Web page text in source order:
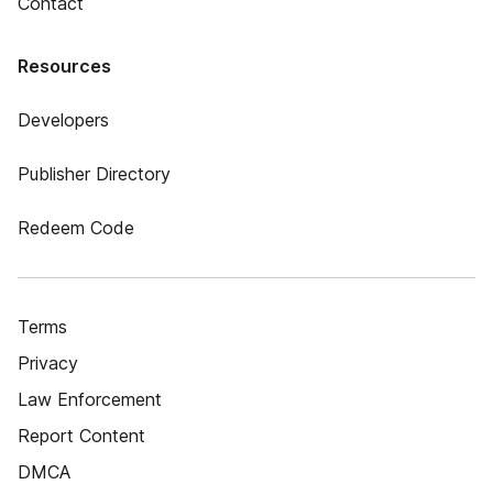
Resources
Developers
Publisher Directory
Redeem Code
Terms
Privacy
Law Enforcement
Report Content
DMCA